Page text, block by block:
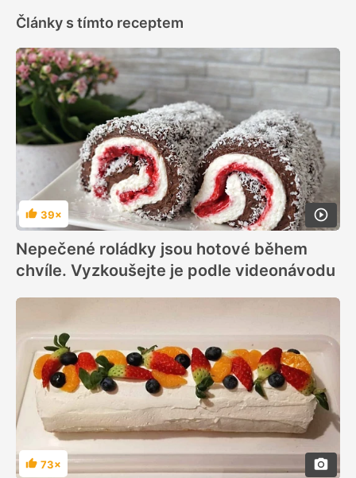
Články s tímto receptem
Hodnocení
39×
Nepečené roládky jsou hotové během
chvíle. Vyzkoušejte je podle videonávodu
Hodnocení
73×